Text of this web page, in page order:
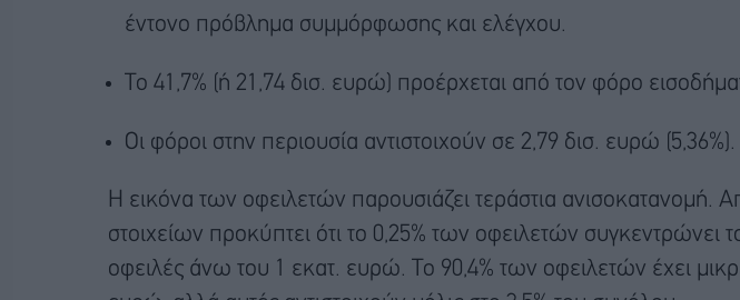
έντονο πρόβλημα συμμόρφωσης και ελέγχου.
Το 41,7% (ή 21,74 δισ. ευρώ) προέρχεται από τον φόρο
Οι φόροι στην περιουσία αντιστοιχούν σε 2,79 δισ. ευρώ (5,36%).
Η εικόνα των οφειλετών παρουσιάζει τεράστια ανισοκατανομή.
στοιχείων προκύπτει ότι το 0,25% των οφειλετών συγκεντρώνει
οφειλές άνω του 1 εκατ. ευρώ. Το 90,4% των οφειλετών έχει